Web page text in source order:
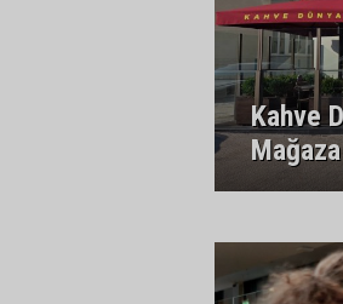
Kahve
Mağaza